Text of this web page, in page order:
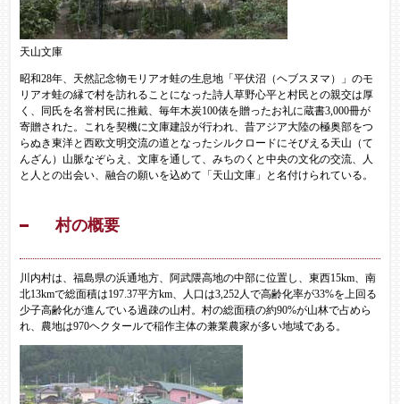
天山文庫
昭和28年、天然記念物モリアオ蛙の生息地「平伏沼（ヘブスヌマ）」のモ
リアオ蛙の縁で村を訪れることになった詩人草野心平と村民との親交は厚
く、同氏を名誉村民に推戴、毎年木炭100俵を贈ったお礼に蔵書3,000冊が
寄贈された。これを契機に文庫建設が行われ、昔アジア大陸の極奥部をつ
らぬき東洋と西欧文明交流の道となったシルクロードにそびえる天山（て
んざん）山脈なぞらえ、文庫を通して、みちのくと中央の文化の交流、人
と人との出会い、融合の願いを込めて「天山文庫」と名付けられている。
村の概要
川内村は、福島県の浜通地方、阿武隈高地の中部に位置し、東西15km、南
北13kmで総面積は197.37平方km、人口は3,252人で高齢化率が33%を上回る
少子高齢化が進んでいる過疎の山村。村の総面積の約90%が山林で占めら
れ、農地は970ヘクタールで稲作主体の兼業農家が多い地域である。